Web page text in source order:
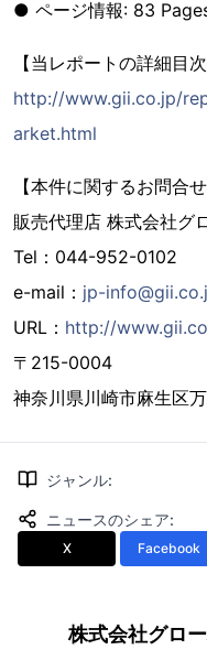
● ページ情報: 83
【当レポートの詳細目次
http://www.gii.co.jp/
arket.html
【本件に関するお問合
販売代理店 株式会社グ
Tel：044-952-0102
e-mail： jp-
URL： http://
〒215-0004
神奈川県川崎市麻生区
ジャンル:
ニュースのシェア:
X Facebook
株式会社グロ